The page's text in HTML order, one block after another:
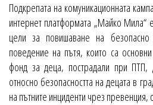
Подкрепата на комуникационната
интернет платформата „Майко Мила“
цели за повишаване на
поведение на пътя, които са
фонд за деца, пострадали при ПТП,
относно безопасността на децата в
на пътните инциденти чрез превенция,